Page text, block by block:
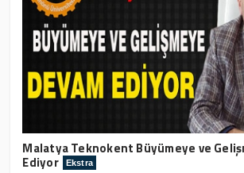
Malatya Teknokent Büyümeye ve
Ediyor Ekstra